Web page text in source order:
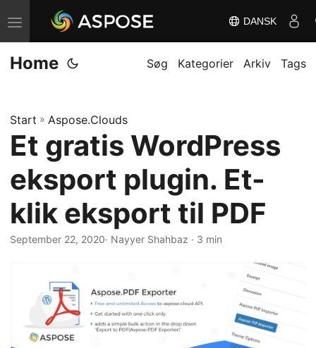
S
k
i
n
a
i
g
a
t
DANSK
Home Søg Kategorier Arkiv Tags
Start » Aspose.Clouds
Et gratis WordPress
eksport plugin. Et-
klik eksport til PDF
September 22, 2020· Nayyer Shahbaz · 3 min